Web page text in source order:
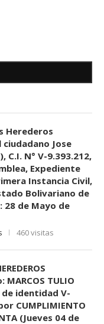
Herederos
Jose
), C.I. N° V-9.393.212,
Expediente
Instancia Civil,
Bolivariano de
28 de Mayo de
460 visitas
MARCOS TULIO
de identidad V-
CUMPLIMIENTO
(Jueves 04 de